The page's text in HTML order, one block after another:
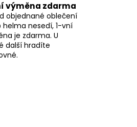
výměna zdarma
objednané oblečení
helma nesedí, 1-vní
je zdarma. U
další hradíte